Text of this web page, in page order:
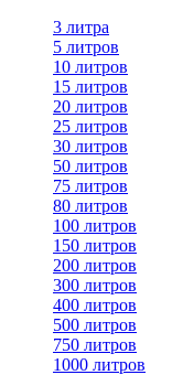
3 литра
5 литров
10 литров
15 литров
20 литров
25 литров
30 литров
50 литров
75 литров
80 литров
100 литров
150 литров
200 литров
300 литров
400 литров
500 литров
750 литров
1000 литров